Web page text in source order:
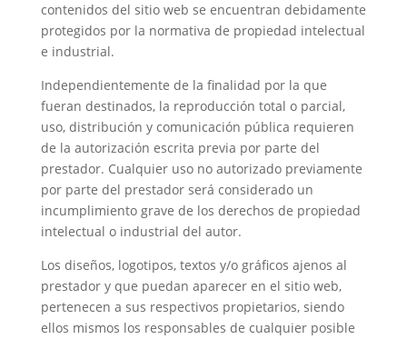
contenidos del sitio web se encuentran debidamente
protegidos por la normativa de propiedad intelectual
e industrial.
Independientemente de la finalidad por la que
fueran destinados, la reproducción total o parcial,
uso, distribución y comunicación pública requieren
de la autorización escrita previa por parte del
prestador. Cualquier uso no autorizado previamente
por parte del prestador será considerado un
incumplimiento grave de los derechos de propiedad
intelectual o industrial del autor.
Los diseños, logotipos, textos y/o gráficos ajenos al
prestador y que puedan aparecer en el sitio web,
pertenecen a sus respectivos propietarios, siendo
ellos mismos los responsables de cualquier posible